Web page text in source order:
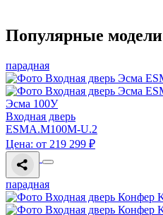
Популярные модели
парадная
Эсма 100У
Входная дверь
ESMA.M100M-U.2
Цена: от 219 299 ₽
парадная